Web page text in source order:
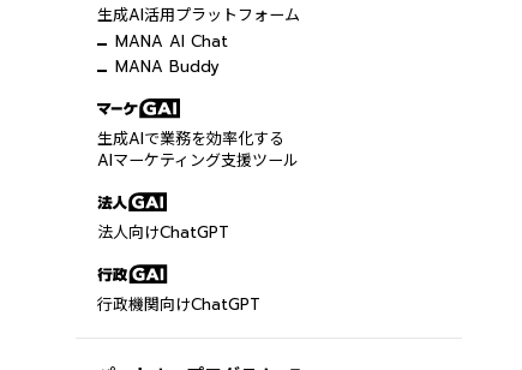
生成AI活用プラットフォーム
MANA AI Chat
MANA Buddy
生成AIで業務を効率化する
AIマーケティング支援ツール
法人向けChatGPT
行政機関向けChatGPT